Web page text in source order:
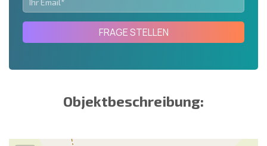
FRAGE STELLEN
Objektbeschreibung: